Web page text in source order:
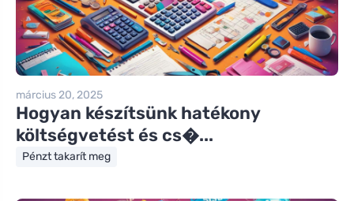
március 20, 2025
Hogyan készítsünk hatékony
költségvetést és cs�...
Pénzt takarít meg